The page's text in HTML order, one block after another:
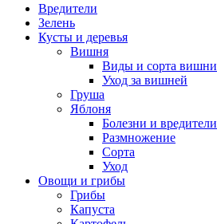
Вредители
Зелень
Кусты и деревья
Вишня
Виды и сорта вишни
Уход за вишней
Груша
Яблоня
Болезни и вредители
Размножение
Сорта
Уход
Овощи и грибы
Грибы
Капуста